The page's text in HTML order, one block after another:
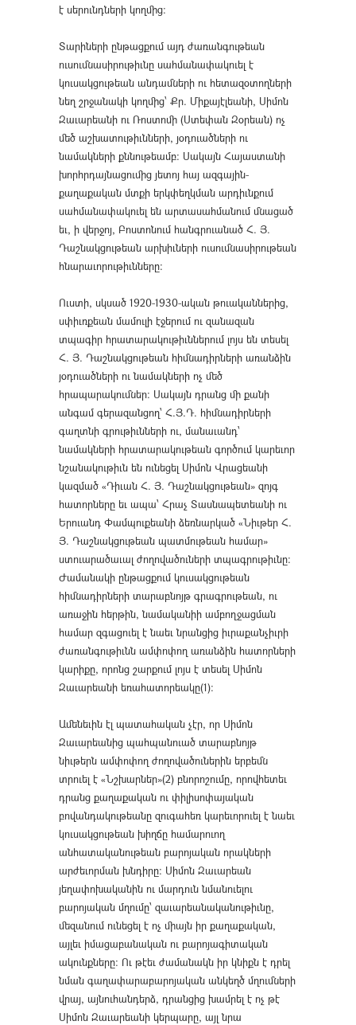
է սերունդների կողմից։
Տարիների ընթացքում այդ ժառանգութեան
ուսումնասիրութիւնը սահմանափակուել է
կուսակցութեան անդամների ու հետազօտողների
նեղ շրջանակի կողմից՝ Քր. Միքայէլեանի, Սիմոն
Զաւարեանի ու Ռոստոմի (Ստեփան Զօրեան) ոչ
մեծ աշխատութիւնների, յօդուածների ու
նամակների քննութեամբ։ Սակայն Հայաստանի
խորհրդայնացումից յետոյ հայ ազգային-
քաղաքական մտքի երկփեղկման արդիւնքում
սահմանափակուել են արտասահմանում մնացած
եւ, ի վերջոյ, Բոստոնում հանգրուանած Հ. Յ.
Դաշնակցութեան արխիւների ուսումնասիրութեան
հնարաւորութիւնները։
Ուստի, սկսած 1920-1930-ական թուականներից,
սփիւռքեան մամուլի էջերում ու զանազան
տպագիր հրատարակութիւններում լոյս են տեսել
Հ. Յ. Դաշնակցութեան հիմնադիրների առանձին
յօդուածների ու նամակների ոչ մեծ
հրապարակումներ։ Սակայն դրանց մի քանի
անգամ գերազանցող՝ Հ.Յ.Դ. հիմնադիրների
գաղտնի գրութիւնների ու, մանաւանդ՝
նամակների հրատարակութեան գործում կարեւոր
նշանակութիւն են ունեցել Սիմոն Վրացեանի
կազմած «Դիւան Հ. Յ. Դաշնակցութեան» զոյգ
հատորները եւ ապա՝ Հրաչ Տասնապետեանի ու
Երուանդ Փամպուքեանի ձեռնարկած «Նիւթեր Հ.
Յ. Դաշնակցութեան պատմութեան համար»
ստուարածաւալ ժողովածուների տպագրութիւնը։
Ժամանակի ընթացքում կուսակցութեան
հիմնադիրների տարաբնոյթ գրագրութեան, ու
առաջին հերթին, նամականիի ամբողջացման
համար զգացուել է նաեւ նրանցից իւրաքանչիւրի
ժառանգութիւնն ամփոփող առանձին հատորների
կարիքը, որոնց շարքում լոյս է տեսել Սիմոն
Զաւարեանի եռահատորեակը(1)։
Ամենեւին էլ պատահական չէր, որ Սիմոն
Զաւարեանից պահպանուած տարաբնոյթ
նիւթերն ամփոփող ժողովածուներին երբեմն
տրուել է «Նշխարներ»(2) բնորոշումը, որովհետեւ
դրանց քաղաքական ու փիլիսոփայական
բովանդակութեանը զուգահեռ կարեւորուել է նաեւ
կուսակցութեան խիղճը համարուող
անհատականութեան բարոյական որակների
արժեւորման խնդիրը։ Սիմոն Զաւարեան
յեղափոխականին ու մարդուն նմանուելու
բարոյական մղումը՝ զաւարեանականութիւնը,
մեզանում ունեցել է ոչ միայն իր քաղաքական,
այլեւ իմացաբանական ու բարոյագիտական
ակունքները։ Ու թէեւ ժամանակն իր կնիքն է դրել
նման գաղափարաբարոյական անկեղծ մղումների
վրայ, այնուհանդերձ, դրանցից խամրել է ոչ թէ
Սիմոն Զաւարեանի կերպարը, այլ նրա